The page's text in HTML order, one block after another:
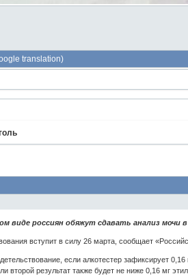
translation)
виде россиян обяжут сдавать анализ мочи
вступит в силу 26 марта, сообщает
если алкотестер зафиксирует
результат также будет не ниже 0,16 мг